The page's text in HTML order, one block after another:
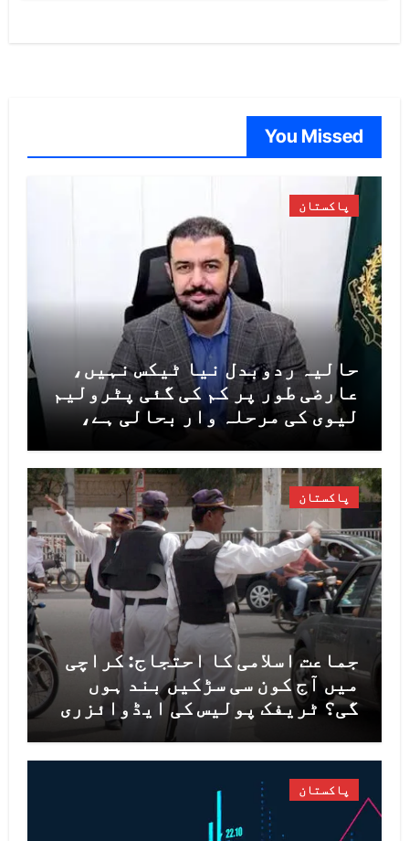
You Missed
پاکستان
حالیہ ردوبدل نیا ٹیکس نہیں،
عارضی طور پر کم کی گئی پٹرولیم
لیوی کی مرحلہ وار بحالی ہے،
پاکستان
جماعت اسلامی کا احتجاج: کراچی
میں آج کون سی سڑکیں بند ہوں
گی؟ ٹریفک پولیس کی ایڈوائزری
پاکستان